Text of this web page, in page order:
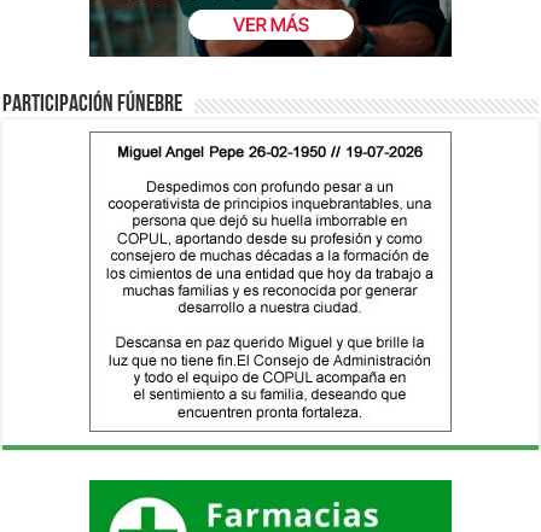
Participación fúnebre